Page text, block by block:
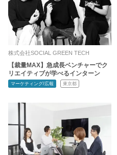
株式会社SOCIAL GREEN TECH
【裁量MAX】急成長ベンチャーでク
リエイティブが学べるインターン
マーケティング/広報 東京都